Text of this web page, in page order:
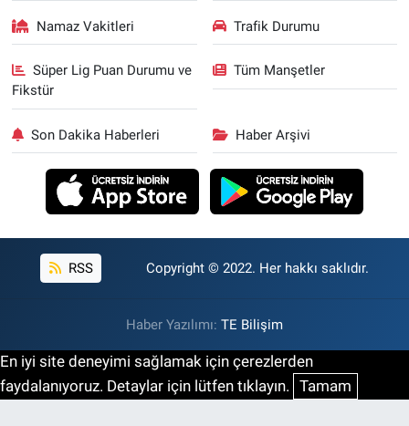
Namaz Vakitleri Trafik Durumu
Süper Lig Puan Durumu ve
Fikstür
Tüm Manşetler
Son Dakika Haberleri Haber Arşivi
RSS Copyright © 2022. Her hakkı saklıdır.
Haber Yazılımı: TE Bilişim
En iyi site deneyimi sağlamak için çerezlerden
faydalanıyoruz. Detaylar için lütfen tıklayın. Tamam